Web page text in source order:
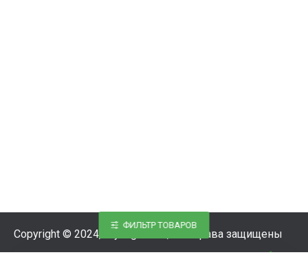
Copyright © 2024, Styling-Parts, Все права защищены
ФИЛЬТР ТОВАРОВ